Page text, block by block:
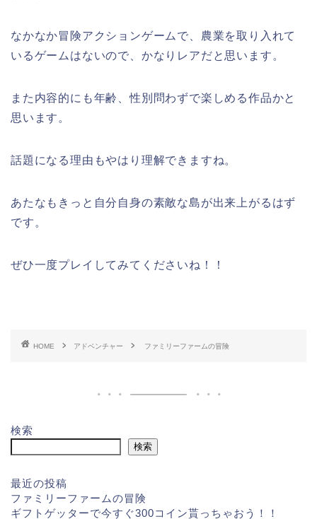
なかなか冒険アクションゲームで、農業を取り入れて
いるゲームはないので、かなりレアだと思います。
また内容的にも年齢、性別問わずで楽しめる作品かと
思います。
話題になる理由もやはり理解できますね。
あたなもきっと自分自身の素敵な島が出来上がるはず
です。
ぜひ一度プレイしてみてくださいね！！
HOME アドベンチャー ファミリーファームの冒険
検索
検索
最近の投稿
ファミリーファームの冒険
ギフトゲッターで今すぐ300コイン貰っちゃおう！！